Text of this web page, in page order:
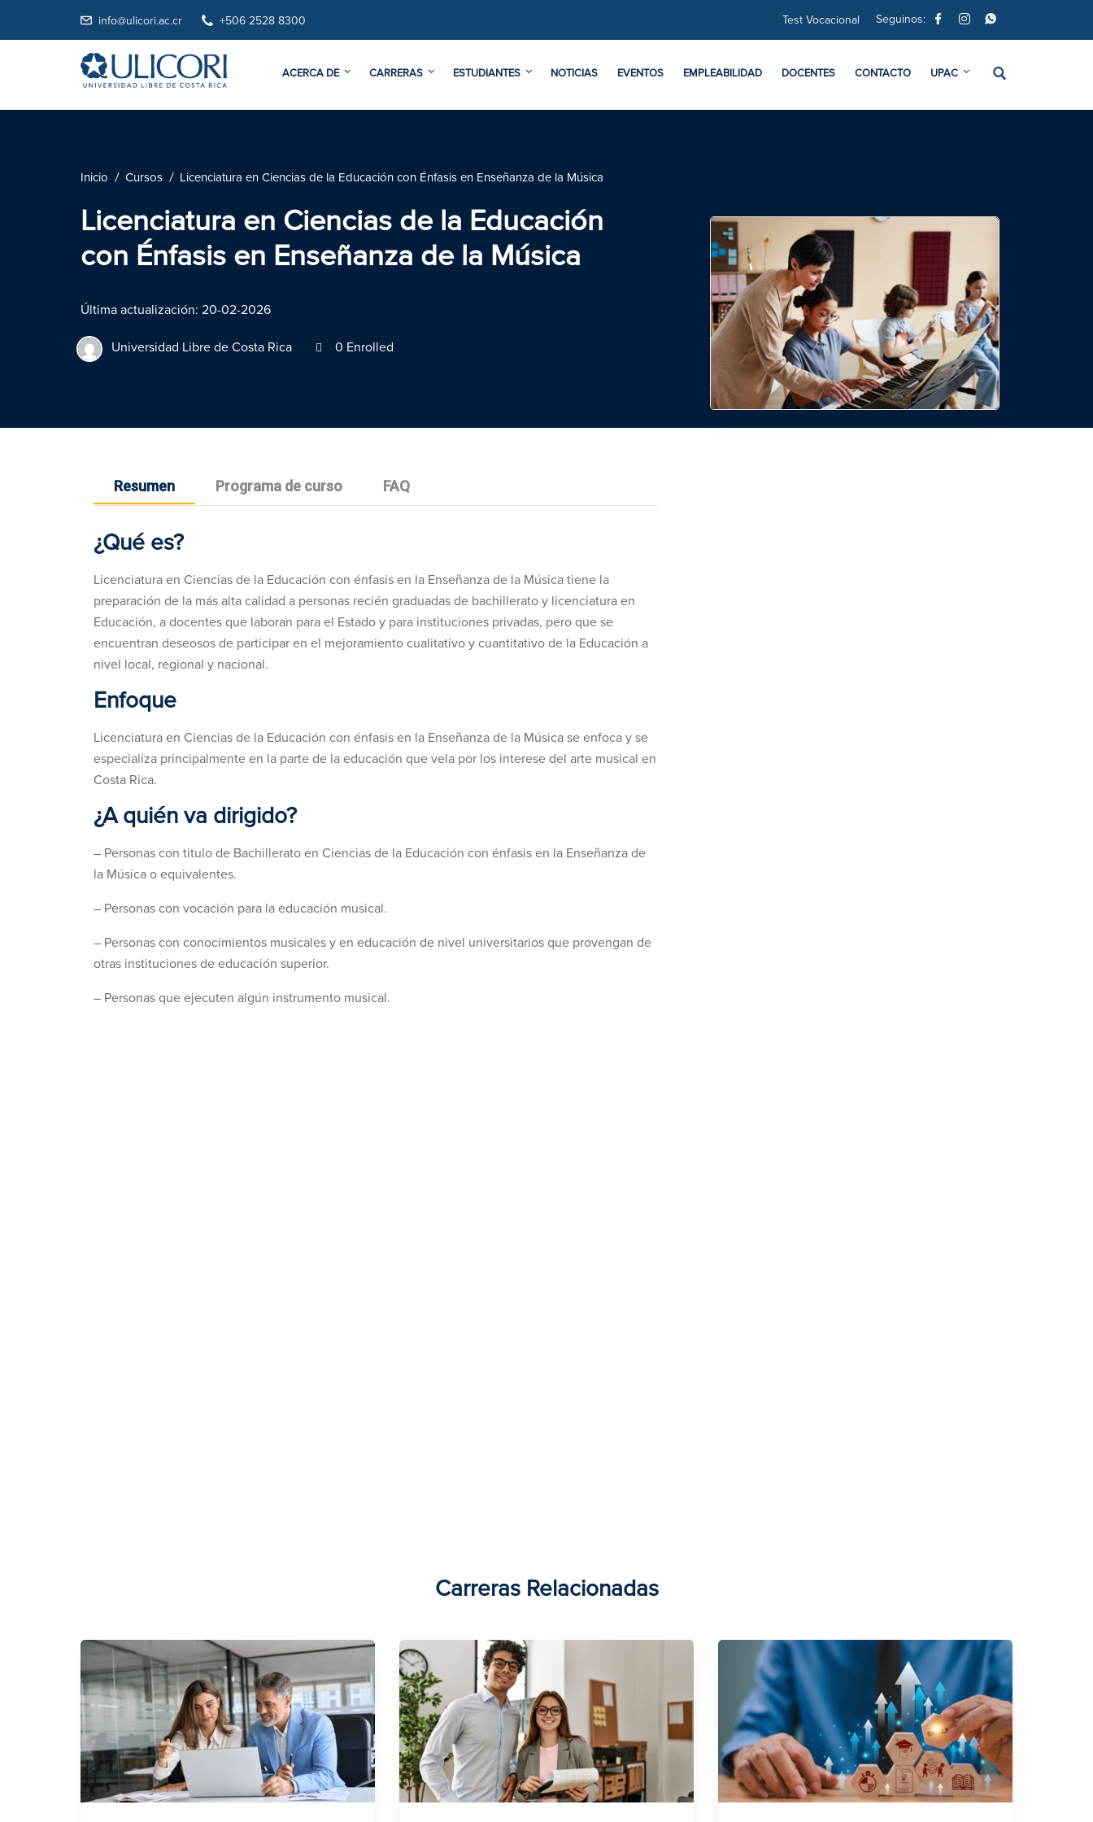
info@ulicori.ac.cr +506 2528 8300 Test Vocacional Seguinos:
ACERCA DE CARRERAS ESTUDIANTES NOTICIAS EVENTOS EMPLEABILIDAD DOCENTES CONTACTO UPAC
Inicio Cursos Licenciatura en Ciencias de la Educación con Énfasis en Enseñanza de la Música
Licenciatura en Ciencias de la Educación
con Énfasis en Enseñanza de la Música
Última actualización: 20-02-2026
Universidad Libre de Costa Rica 0 Enrolled
Resumen Programa de curso FAQ
¿Qué es?
Licenciatura en Ciencias de la Educación con énfasis en la Enseñanza de la Música tiene la
preparación de la más alta calidad a personas recién graduadas de bachillerato y licenciatura en
Educación, a docentes que laboran para el Estado y para instituciones privadas, pero que se
encuentran deseosos de participar en el mejoramiento cualitativo y cuantitativo de la Educación a
nivel local, regional y nacional.
Enfoque
Licenciatura en Ciencias de la Educación con énfasis en la Enseñanza de la Música se enfoca y se
especializa principalmente en la parte de la educación que vela por los interese del arte musical en
Costa Rica.
¿A quién va dirigido?
– Personas con titulo de Bachillerato en Ciencias de la Educación con énfasis en la Enseñanza de
la Música o equivalentes.
– Personas con vocación para la educación musical.
– Personas con conocimientos musicales y en educación de nivel universitarios que provengan de
otras instituciones de educación superior.
– Personas que ejecuten algún instrumento musical.
Carreras Relacionadas